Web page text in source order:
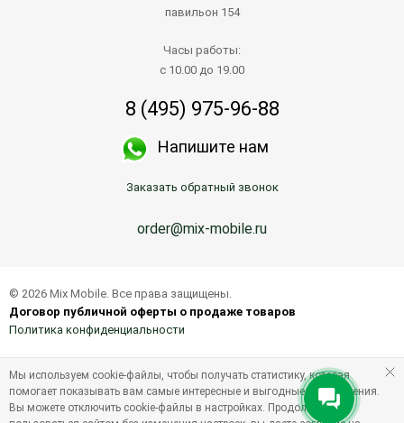
павильон 154
Часы работы:
с 10.00 до 19.00
8 (495) 975-96-88
Напишите нам
Заказать обратный звонок
order@mix-mobile.ru
© 2026 Mix Mobile. Все права защищены.
Договор публичной оферты о продаже товаров
Политика конфиденциальности
Мы используем cookie-файлы, чтобы получать статистику, которая
помогает показывать вам самые интересные и выгодные предложения.
Вы можете отключить cookie-файлы в настройках. Продолжая